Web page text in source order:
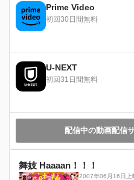
介は、「金城
になっていた
店街を出て行
ちゃん」初代
てくる…。
Prime Video
初回30日間無料
U-NEXT
初回31日間無料
配信中の動画配信
舞妓 Haaaan！！！
2007年06月16日上